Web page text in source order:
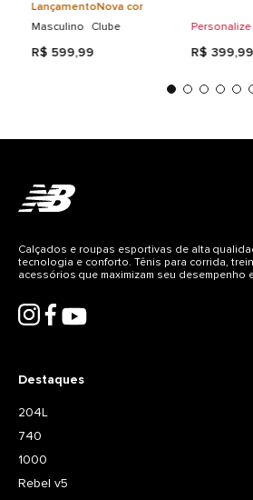
● Nunca lavar a seco.
● Em secadoras, uso de
C
● Ferro de passar não deve ter
abaixo de 70% e temperatura
LançamentoNova cor
Masculino Clube
R$ 599,99
Personalize
R$ 399,99
Destaques
204L
740
1000
Rebel v5
Calçados e roupas esportivas de alta
tecnologia e conforto. Tênis para corrida,
acessórios que maximizam seu desempenho